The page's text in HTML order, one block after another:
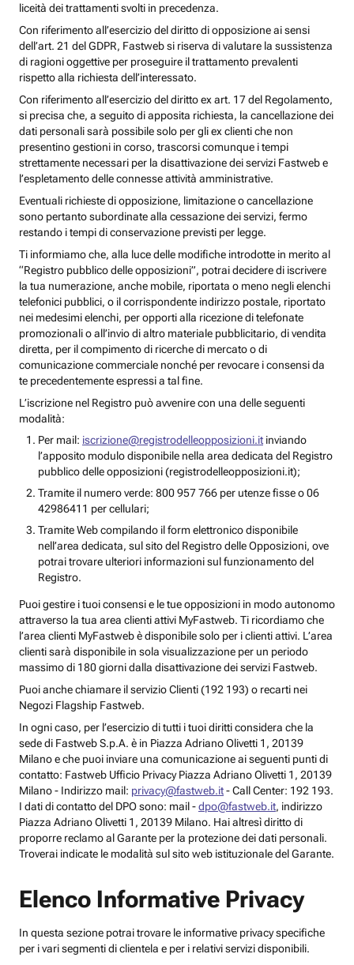
liceità dei trattamenti svolti in precedenza.
Con riferimento all’esercizio del diritto di opposizione ai sensi
dell’art. 21 del GDPR, Fastweb si riserva di valutare la sussistenza
di ragioni oggettive per proseguire il trattamento prevalenti
rispetto alla richiesta dell’interessato.
Con riferimento all’esercizio del diritto ex art. 17 del Regolamento,
si precisa che, a seguito di apposita richiesta, la cancellazione dei
dati personali sarà possibile solo per gli ex clienti che non
presentino gestioni in corso, trascorsi comunque i tempi
strettamente necessari per la disattivazione dei servizi Fastweb e
l’espletamento delle connesse attività amministrative.
Eventuali richieste di opposizione, limitazione o cancellazione
sono pertanto subordinate alla cessazione dei servizi, fermo
restando i tempi di conservazione previsti per legge.
Ti informiamo che, alla luce delle modifiche introdotte in merito al
“Registro pubblico delle opposizioni”, potrai decidere di iscrivere
la tua numerazione, anche mobile, riportata o meno negli elenchi
telefonici pubblici, o il corrispondente indirizzo postale, riportato
nei medesimi elenchi, per opporti alla ricezione di telefonate
promozionali o all’invio di altro materiale pubblicitario, di vendita
diretta, per il compimento di ricerche di mercato o di
comunicazione commerciale nonché per revocare i consensi da
te precedentemente espressi a tal fine.
L’iscrizione nel Registro può avvenire con una delle seguenti
modalità:
Per mail: iscrizione@registrodelleopposizioni.it inviando
l’apposito modulo disponibile nella area dedicata del Registro
pubblico delle opposizioni (registrodelleopposizioni.it);
Tramite il numero verde: 800 957 766 per utenze fisse o 06
42986411 per cellulari;
Tramite Web compilando il form elettronico disponibile
nell’area dedicata, sul sito del Registro delle Opposizioni, ove
potrai trovare ulteriori informazioni sul funzionamento del
Registro.
Puoi gestire i tuoi consensi e le tue opposizioni in modo autonomo
attraverso la tua area clienti attivi MyFastweb. Ti ricordiamo che
l’area clienti MyFastweb è disponibile solo per i clienti attivi. L’area
clienti sarà disponibile in sola visualizzazione per un periodo
massimo di 180 giorni dalla disattivazione dei servizi Fastweb.
Puoi anche chiamare il servizio Clienti (192 193) o recarti nei
Negozi Flagship Fastweb.
In ogni caso, per l’esercizio di tutti i tuoi diritti considera che la
sede di Fastweb S.p.A. è in Piazza Adriano Olivetti 1, 20139
Milano e che puoi inviare una comunicazione ai seguenti punti di
contatto: Fastweb Ufficio Privacy Piazza Adriano Olivetti 1, 20139
Milano - Indirizzo mail: privacy@fastweb.it- Call Center: 192 193.
I dati di contatto del DPO sono: mail -dpo@fastweb.it, indirizzo
Piazza Adriano Olivetti 1, 20139 Milano. Hai altresì diritto di
proporre reclamo al Garante per la protezione dei dati personali.
Troverai indicate le modalità sul sito web istituzionale del Garante.
Elenco Informative Privacy
In questa sezione potrai trovare le informative privacy specifiche
per i vari segmenti di clientela e per i relativi servizi disponibili.